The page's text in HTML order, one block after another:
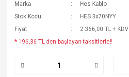
Marka
Hes Kablo
Stok Kodu
HES 3x70NYY
Fiyat
2.366,00 TL + KDV
* 196,36 TL den başlayan taksitlerle!!